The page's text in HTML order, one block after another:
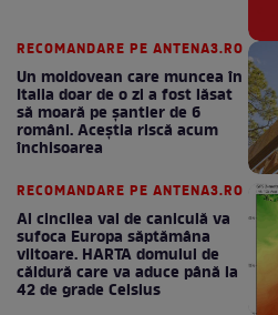
RECOMANDARE PE ANTENA3.RO
Un moldovean care muncea în
Italia doar de o zi a fost lăsat
să moară pe şantier de 6
români. Aceștia riscă acum
închisoarea
RECOMANDARE PE ANTENA3.RO
Al cincilea val de caniculă va
sufoca Europa săptămâna
viitoare. HARTA domului de
căldură care va aduce până la
42 de grade Celsius